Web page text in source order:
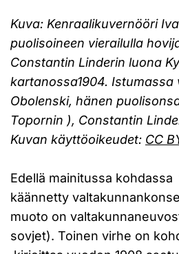
Kuva: Kenraalikuvernööri
puolisoineen vierailulla
Constantin Linderin luona
kartanossa1904. Istumassa
Obolenski, hänen
Topornin ), Constantin
Kuvan käyttöoikeudet: CC
Edellä mainitussa kohdassa
käännetty
muoto on
sovjet). Toinen virhe on